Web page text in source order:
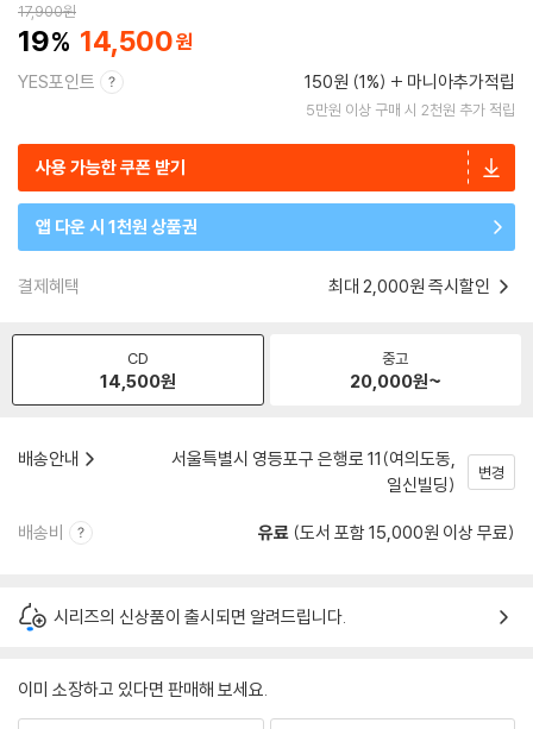
17,900원
19 14,500
YES포인트 150원 (1%) 마니아추가적립
5만원 이상 구매 시 2천원 추가 적립
사용 가능한 쿠폰 받기
앱 다운 시 1천원 상품권
결제혜택 최대 2,000원 즉시할인
CD
14,500원
중고
20,000원~
배송안내
서울특별시 영등포구 은행로 11(여의도동,
일신빌딩)
변경
배송비 유료 (도서 포함 15,000원 이상 무료)
시리즈의 신상품이 출시되면 알려드립니다.
이미 소장하고 있다면 판매해 보세요.